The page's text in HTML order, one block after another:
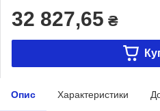
32 827,65 ₴
Опис Характеристики